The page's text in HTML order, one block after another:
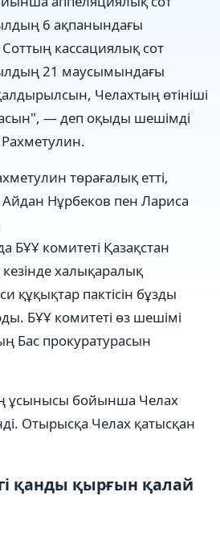
6 ақпанындағы
кассациялық сот
21 маусымындағы
Челахтың өтініші
— деп оқыды шешімді
төрағалық етті,
Айдан Нұрбеков пен Лариса
комитеті Қазақстан
кезінде халықаралық
құқықтар пактісін бұзды
БҰҰ комитеті өз шешімі
Бас прокуратурасын
ұсынысы бойынша Челах
Отырысқа Челах қатысқан
қанды қырғын қалай